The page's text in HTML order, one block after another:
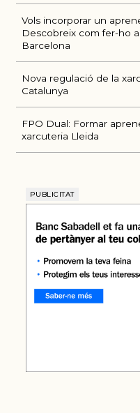
Vols incorporar un
Descobreix com fer-ho
Barcelona
Nova regulació de la
Catalunya
FPO Dual: Formar
xarcuteria Lleida
PUBLICITAT